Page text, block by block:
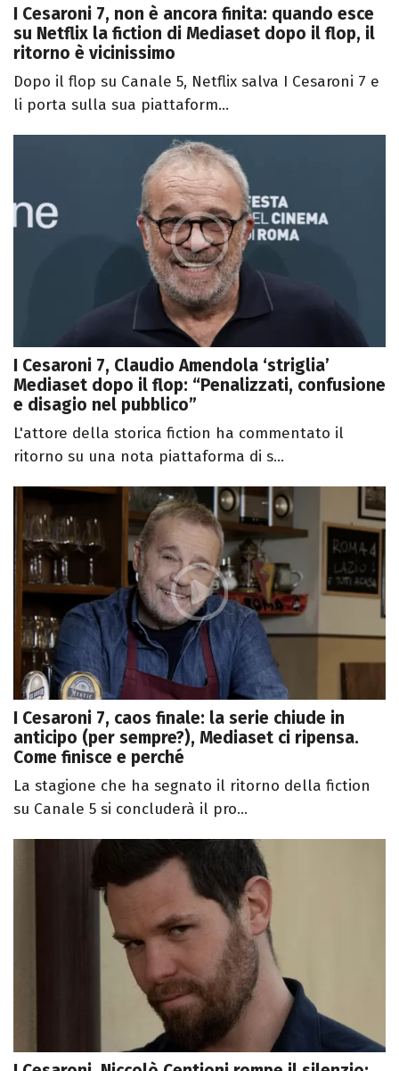
I Cesaroni 7, non è ancora finita: quando esce
su Netflix la fiction di Mediaset dopo il flop, il
ritorno è vicinissimo
Dopo il flop su Canale 5, Netflix salva I Cesaroni 7 e
li porta sulla sua piattaform...
I Cesaroni 7, Claudio Amendola ‘striglia’
Mediaset dopo il flop: “Penalizzati, confusione
e disagio nel pubblico”
L'attore della storica fiction ha commentato il
ritorno su una nota piattaforma di s...
I Cesaroni 7, caos finale: la serie chiude in
anticipo (per sempre?), Mediaset ci ripensa.
Come finisce e perché
La stagione che ha segnato il ritorno della fiction
su Canale 5 si concluderà il pro...